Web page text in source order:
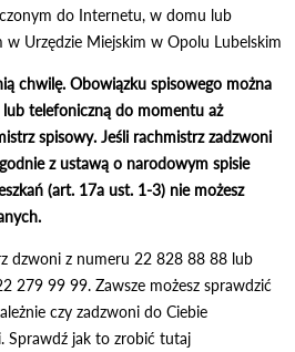
do Internetu, w domu lub
Urzędzie Miejskim w Opolu Lubelskim
chwilę. Obowiązku spisowego można
telefoniczną do momentu aż
spisowy. Jeśli rachmistrz zadzwoni
z ustawą o narodowym spisie
(art. 17a ust. 1-3) nie możesz
dzwoni z numeru 22 828 88 88 lub
279 99 99. Zawsze możesz sprawdzić
czy zadzwoni do Ciebie
Sprawdź jak to zrobić tutaj